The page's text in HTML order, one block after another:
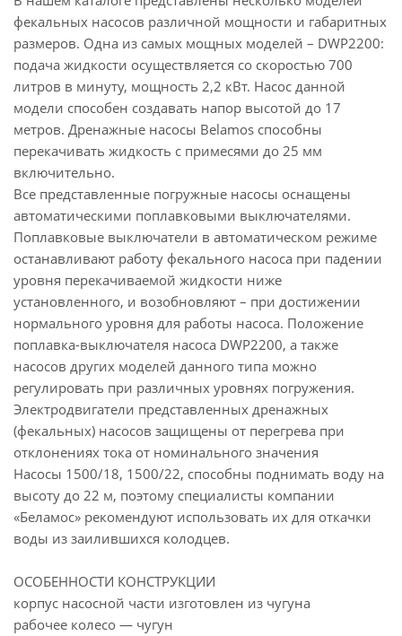
фекальных насосов различной мощности и габаритных
размеров. Одна из самых мощных моделей – DWP2200:
подача жидкости осуществляется со скоростью 700
литров в минуту, мощность 2,2 кВт. Насос данной
модели способен создавать напор высотой до 17
метров. Дренажные насосы Belamos способны
перекачивать жидкость с примесями до 25 мм
включительно.
Все представленные погружные насосы оснащены
автоматическими поплавковыми выключателями.
Поплавковые выключатели в автоматическом режиме
останавливают работу фекального насоса при падении
уровня перекачиваемой жидкости ниже
установленного, и возобновляют – при достижении
нормального уровня для работы насоса. Положение
поплавка-выключателя насоса DWP2200, а также
насосов других моделей данного типа можно
регулировать при различных уровнях погружения.
Электродвигатели представленных дренажных
(фекальных) насосов защищены от перегрева при
отклонениях тока от номинального значения
Насосы 1500/18, 1500/22, способны поднимать воду на
высоту до 22 м, поэтому специалисты компании
«Беламос» рекомендуют использовать их для откачки
воды из заилившихся колодцев.
ОСОБЕННОСТИ КОНСТРУКЦИИ
корпус насосной части изготовлен из чугуна
рабочее колесо — чугун